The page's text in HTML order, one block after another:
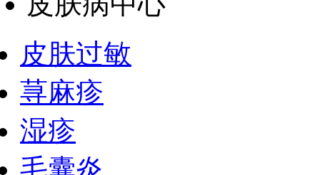
皮肤过敏
荨麻疹
湿疹